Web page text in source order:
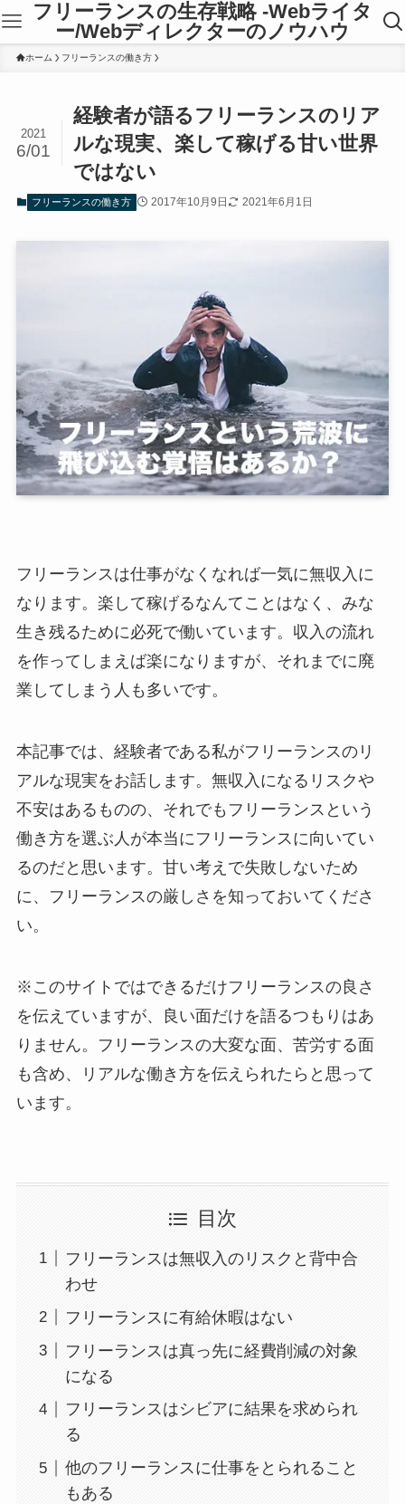
フリーランスの生存戦略 -Webライタ
ー/Webディレクターのノウハウ
ホーム フリーランスの働き方
経験者が語るフリーランスのリア
ルな現実、楽して稼げる甘い世界
ではない
2021
6/01
フリーランスの働き方 2017年10月9日 2021年6月1日
フリーランスは仕事がなくなれば一気に無収入に
なります。 楽して稼げるなんてことはなく、みな
生き残るために必死で働いています。 収入の流れ
を作ってしまえば楽になりますが、それまでに廃
業してしまう人も多いです。
本記事では、経験者である私がフリーランスのリ
アルな現実をお話します。無収入になるリスクや
不安はあるものの、それでもフリーランスという
働き方を選ぶ人が本当にフリーランスに向いてい
るのだと思います。甘い考えで失敗しないため
に、フリーランスの厳しさを知っておいてくださ
い。
※このサイトではできるだけフリーランスの良さ
を伝えていますが、良い面だけを語るつもりはあ
りません。フリーランスの大変な面、苦労する面
も含め、リアルな働き方を伝えられたらと思って
います。
目次
フリーランスは無収入のリスクと背中合
わせ
フリーランスに有給休暇はない
フリーランスは真っ先に経費削減の対象
になる
フリーランスはシビアに結果を求められ
る
他のフリーランスに仕事をとられること
もある